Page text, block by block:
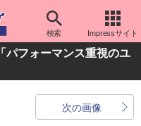
検索 Impressサイト
フォーマンス重視のユ
次の画像